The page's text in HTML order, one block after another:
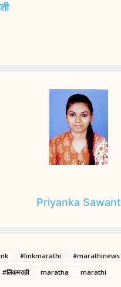
Priyanka Sawant
#linkmarathi #marathinews
#लिंकमराठी maratha marathi